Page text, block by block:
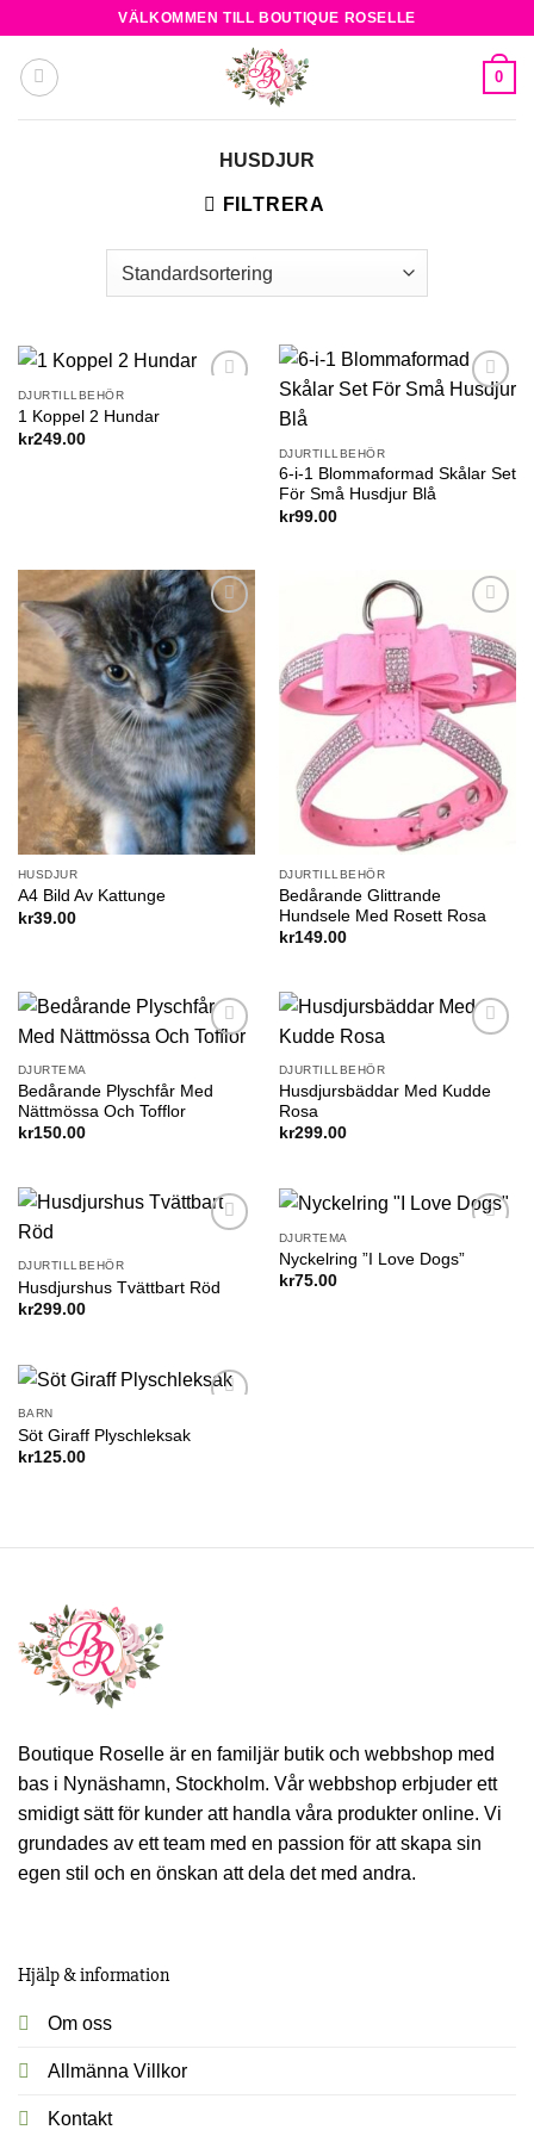
content
VÄLKOMMEN TILL BOUTIQUE ROSELLE
0
HUSDJUR
FILTRERA
DJURTILLBEHÖR
1 Koppel 2 Hundar
kr249.00
DJURTILLBEHÖR
6-i-1 Blommaformad Skålar Set
För Små Husdjur Blå
kr99.00
Add to
wishlist
HUSDJUR
A4 Bild Av Kattunge
kr39.00
Add to
wishlist
DJURTILLBEHÖR
Bedårande Glittrande
Hundsele Med Rosett Rosa
kr149.00
DJURTEMA
Bedårande Plyschfår Med
Nättmössa Och Tofflor
kr150.00
DJURTILLBEHÖR
Husdjursbäddar Med Kudde
Rosa
kr299.00
DJURTILLBEHÖR
Husdjurshus Tvättbart Röd
kr299.00
wishlist
DJURTEMA
Nyckelring ”I Love Dogs”
kr75.00
BARN
Söt Giraff Plyschleksak
kr125.00
Boutique Roselle är en familjär butik och webbshop med
bas i Nynäshamn, Stockholm. Vår webbshop erbjuder ett
smidigt sätt för kunder att handla våra produkter online. Vi
grundades av ett team med en passion för att skapa sin
egen stil och en önskan att dela det med andra.
Hjälp & information
Om oss
Allmänna Villkor
Kontakt